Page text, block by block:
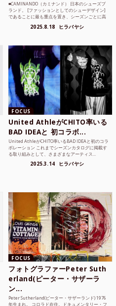
■CAMINANDO（カミナンド） 日本のシューズブ
ランド。 [ファッションとしてのシューデザイン]
であることに最も重点を置き、シーズンごとに高
2025.8.18 ヒラバヤシ
FOCUS
United AthleがCHITO率いる
BAD IDEAと 初コラボ...
United AthleがCHITO率いるBAD IDEAと初のコラ
ボレーション これまでシーズンカタログに掲載す
る取り組みとして、さまざまなアーティス...
2025.3.14 ヒラバヤシ
FOCUS
フォトグラファーPeter Suth
erland(ピーター・サザーラ
ン...
Peter Sutherland(ピーター・サザーランド) 1976
年生まれ。 コロラド在住。ドキュメンタリー・フ